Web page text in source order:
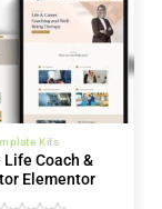
Kits
Life Coach &
Elementor
Kit